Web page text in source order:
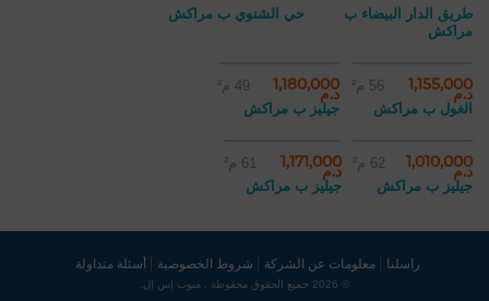
طريق الدار البيضاء ب
مراكش
حي الشتوي ب مراكش
1,155,000
د.م 56 م²
الغول ب مراكش
1,180,000
د.م 49 م²
جيليز ب مراكش
1,010,000
د.م 62 م²
جيليز ب مراكش
1,171,000
د.م 61 م²
جيليز ب مراكش
راسلنا معلومات عن الشركة شروط الخصوصية أسئلة متداولة
© 2026 جميع الحقوق محفوظة . مبوب إس إل.